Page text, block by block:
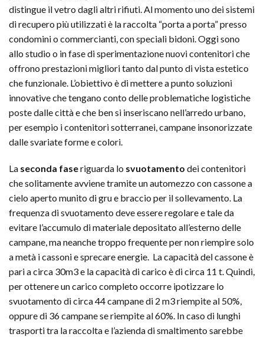
distingue il vetro dagli altri rifiuti. Al momento uno dei sistemi
di recupero più utilizzati è la raccolta “porta a porta” presso
condomini o commercianti, con speciali bidoni. Oggi sono
allo studio o in fase di sperimentazione nuovi contenitori che
offrono prestazioni migliori tanto dal punto di vista estetico
che funzionale. L’obiettivo è di mettere a punto soluzioni
innovative che tengano conto delle problematiche logistiche
poste dalle città e che ben si inseriscano nell’arredo urbano,
per esempio i contenitori sotterranei, campane insonorizzate
dalle svariate forme e colori.
La seconda faseriguarda lo svuotamento dei contenitori
che solitamente avviene tramite un automezzo con cassone a
cielo aperto munito di gru e braccio per il sollevamento. La
frequenza di svuotamento deve essere regolare e tale da
evitare l’accumulo di materiale depositato all’esterno delle
campane, ma neanche troppo frequente per non riempire solo
a metà i cassoni e sprecare energie. La capacità del cassone è
pari a circa 30m3 e la capacità di carico è di circa 11 t. Quindi,
per ottenere un carico completo occorre ipotizzare lo
svuotamento di circa 44 campane di 2 m3 riempite al 50%,
oppure di 36 campane se riempite al 60%. In caso di lunghi
trasporti tra la raccolta e l’azienda di smaltimento sarebbe